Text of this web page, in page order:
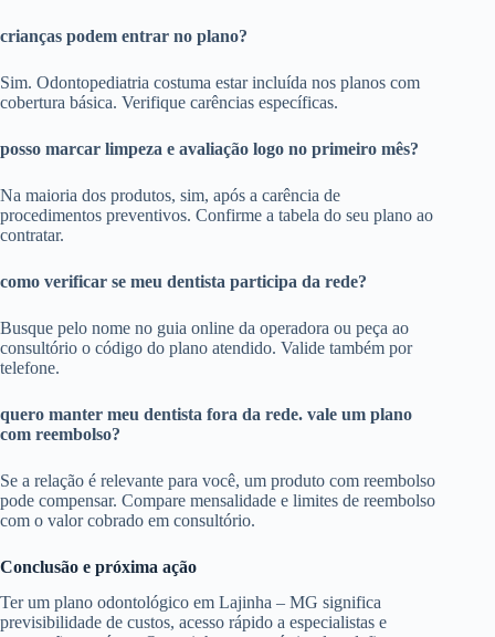
crianças podem entrar no plano?
Sim. Odontopediatria costuma estar incluída nos planos com
cobertura básica. Verifique carências específicas.
posso marcar limpeza e avaliação logo no primeiro mês?
Na maioria dos produtos, sim, após a carência de
procedimentos preventivos. Confirme a tabela do seu plano ao
contratar.
como verificar se meu dentista participa da rede?
Busque pelo nome no guia online da operadora ou peça ao
consultório o código do plano atendido. Valide também por
telefone.
quero manter meu dentista fora da rede. vale um plano
com reembolso?
Se a relação é relevante para você, um produto com reembolso
pode compensar. Compare mensalidade e limites de reembolso
com o valor cobrado em consultório.
Conclusão e próxima ação
Ter um plano odontológico em Lajinha – MG significa
previsibilidade de custos, acesso rápido a especialistas e